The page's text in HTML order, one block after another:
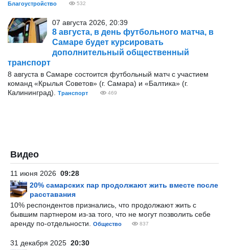
Благоустройство 532
07 августа 2026, 20:39
8 августа, в день футбольного матча, в
Самаре будет курсировать
дополнительный общественный
транспорт
8 августа в Самаре состоится футбольный матч с участием
команд «Крылья Советов» (г. Самара) и «Балтика» (г.
Калининград).
Транспорт 469
Видео
11 июня 2026 09:28
20% самарских пар продолжают жить вместе после
расставания
10% респондентов признались, что продолжают жить с
бывшим партнером из-за того, что не могут позволить себе
аренду по-отдельности.
Общество 837
31 декабря 2025 20:30